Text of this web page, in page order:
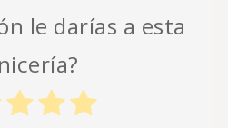
le darías a esta